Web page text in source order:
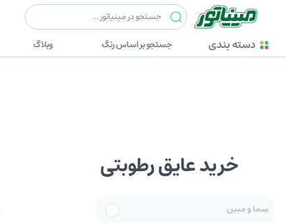
دسته بندی جستجو بر اساس رنگ وبلاگ
خرید عایق رطوبتی
سما و مبین